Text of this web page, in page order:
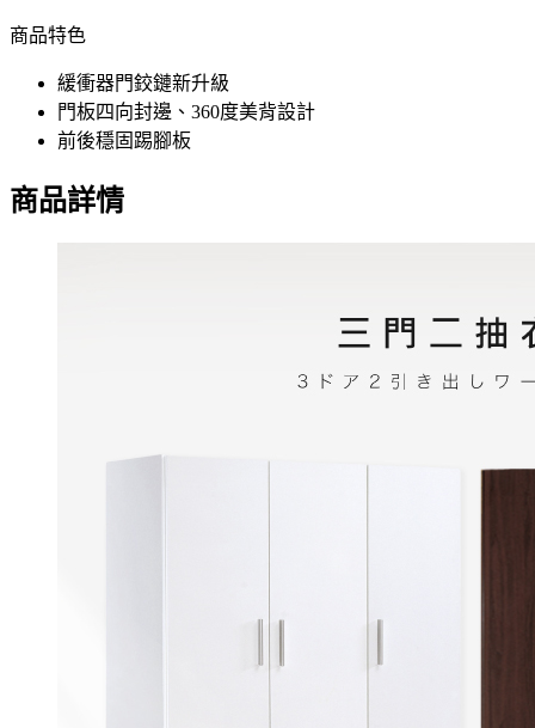
商品特色
緩衝器門鉸鏈新升級
門板四向封邊、360度美背設計
前後穩固踢腳板
商品詳情